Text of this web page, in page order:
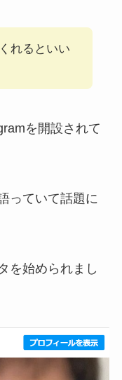
れるといい
を開設されて
っていて話題に
を始められまし